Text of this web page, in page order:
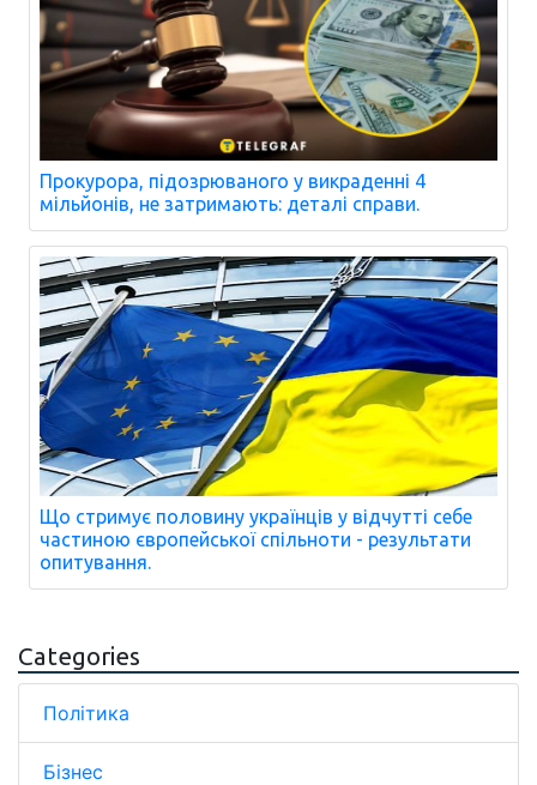
Прокурора, підозрюваного у викраденні 4
мільйонів, не затримають: деталі справи.
Що стримує половину українців у відчутті себе
частиною європейської спільноти - результати
опитування.
Categories
Політика
Бізнес